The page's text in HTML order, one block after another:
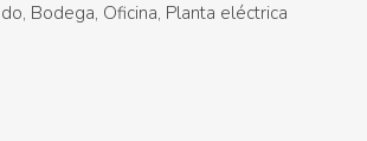
Bodega Oficina Planta eléctrica